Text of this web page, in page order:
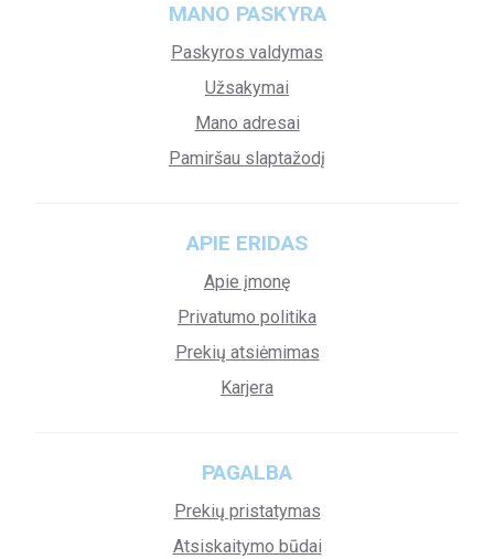
MANO PASKYRA
Paskyros valdymas
Užsakymai
Mano adresai
Pamiršau slaptažodį
APIE ERIDAS
Apie įmonę
Privatumo politika
Prekių atsiėmimas
Karjera
PAGALBA
Prekių pristatymas
Atsiskaitymo būdai